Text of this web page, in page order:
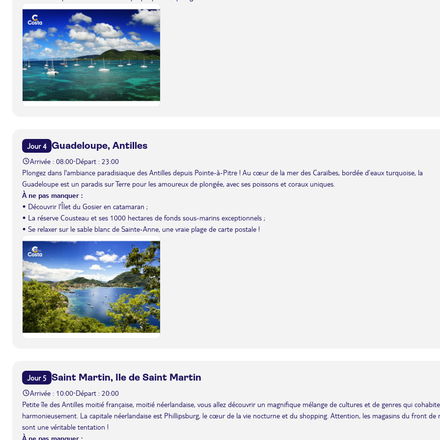
Jour 4 Guadeloupe, Antilles
Arrivée : 08:00-Départ : 23:00
Plongez dans l'ambiance paradisiaque des Antilles depuis Pointe-à-Pitre ! Au cœur de la mer des Caraïbes, bordée d’eaux turquoise, la
Guadeloupe est un paradis sur Terre pour les amoureux de plongée, avec ses poissons et coraux uniques.
À ne pas manquer :
• Découvrir l'Îlet du Gosier en catamaran ;
• La réserve Cousteau et ses 1000 hectares de fonds sous-marins exceptionnels ;
• Se relaxer sur le sable blanc de Sainte-Anne, une vraie plage de carte postale !
Jour 5 Saint Martin, Ile de Saint Martin
Arrivée : 10:00-Départ : 20:00
Petite île des Antilles moitié française, moitié néerlandaise, vous allez découvrir un magnifique mélange de cultures et de genres qui
harmonieusement. La capitale néerlandaise est Phillipsburg, le cœur de la vie nocturne et du shopping. Attention, les magasins du front de
sont une véritable tentation !
À ne pas manquer :